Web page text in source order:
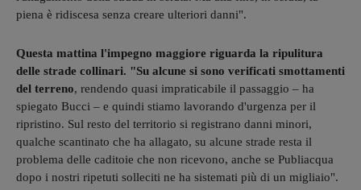
piena è ridiscesa senza creare ulteriori danni".
Questa mattina l'impegno maggiore riguarda la ripulitura
delle strade collinari. "Su alcune si sono verificati smottamenti
del terreno, rendendo quasi impraticabile il passaggio – ha
spiegato Bucci – e quindi stiamo lavorando d'urgenza per il
ripristino. Sul resto del territorio si registrano danni minori,
qualche scantinato che ha allagato, su alcune strade resta il
problema delle caditoie che non ricevono, anche se Publiacqua
dopo i nostri ripetuti solleciti ne ha sistemati più di un migliaio".